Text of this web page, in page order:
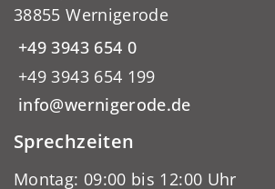
38855 Wernigerode
+49 3943 654 0
+49 3943 654 199
info@wernigerode.de
Sprechzeiten
Montag: 09:00 bis 12:00 Uhr